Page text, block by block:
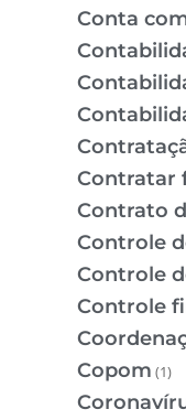
Conta
Contratar
Contrato
Controle
Controle
Controle
Copom (1)